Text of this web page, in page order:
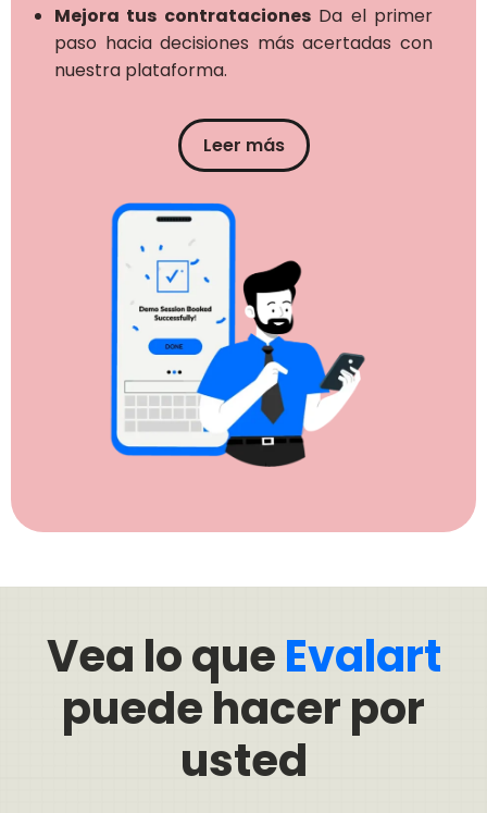
Mejora tus contratacionesDa el primer
paso hacia decisiones más acertadas con
nuestra plataforma.
Leer más
Vea lo queEvalart
puede hacer por
usted